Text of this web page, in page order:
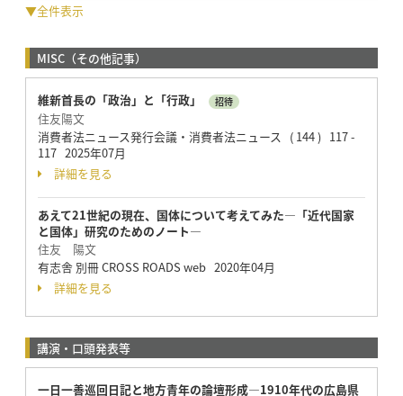
▼全件表示
MISC（その他記事）
維新首長の「政治」と「行政」 招待
住友陽文
消費者法ニュース発行会議・消費者法ニュース ( 144 ) 117 -
117 2025年07月
詳細を見る
あえて21世紀の現在、国体について考えてみた―「近代国家
と国体」研究のためのノート―
住友 陽文
有志舎 別冊 CROSS ROADS web 2020年04月
詳細を見る
講演・口頭発表等
一日一善巡回日記と地方青年の論壇形成―1910年代の広島県